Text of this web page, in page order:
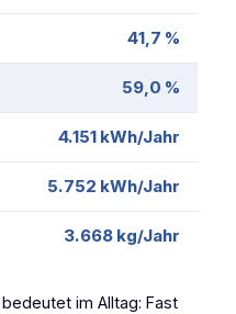
41,7 %
59,0 %
4.151 kWh/Jahr
5.752 kWh/Jahr
3.668 kg/Jahr
im Alltag: Fast